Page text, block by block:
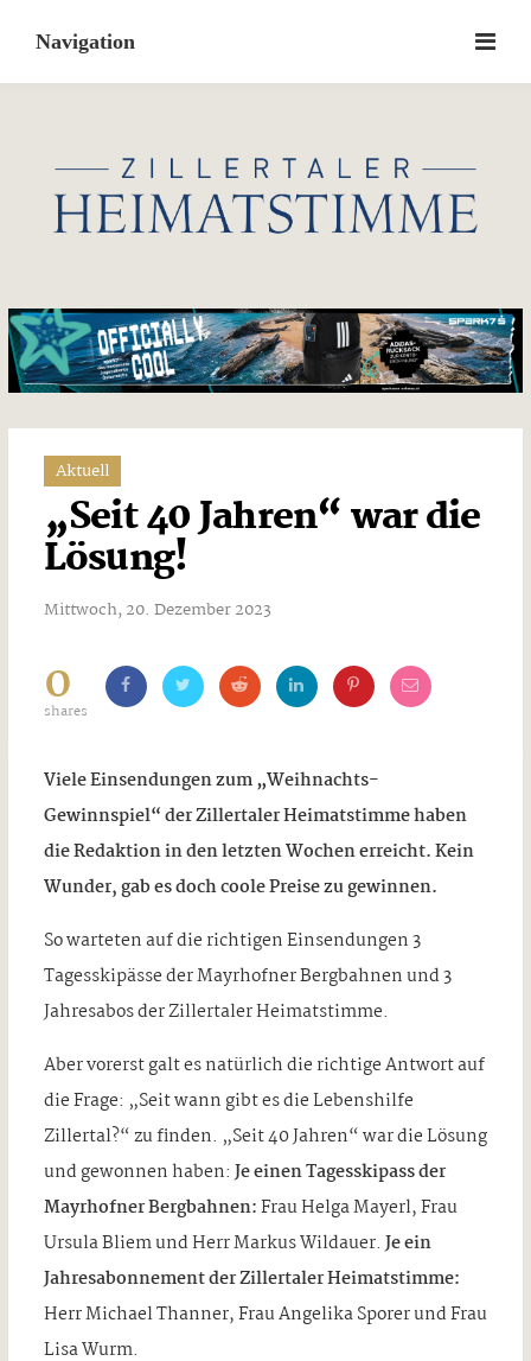
content
Aktuell
„Seit 40 Jahren“ war die
Lösung!
Mittwoch, 20. Dezember 2023
0
shares
Viele Einsendungen zum „Weihnachts-
Gewinnspiel“ der Zillertaler Heimatstimme haben
die Redaktion in den letzten Wochen erreicht. Kein
Wunder, gab es doch coole Preise zu gewinnen.
So warteten auf die richtigen Einsendungen 3
Tagesskipässe der Mayrhofner Bergbahnen und 3
Jahresabos der Zillertaler Heimatstimme.
Aber vorerst galt es natürlich die richtige Antwort auf
die Frage: „Seit wann gibt es die Lebenshilfe
Zillertal?“ zu finden. „Seit 40 Jahren“ war die Lösung
und gewonnen haben:Je einen Tagesskipass der
Mayrhofner Bergbahnen:Frau Helga Mayerl, Frau
Ursula Bliem und Herr Markus Wildauer.Je ein
Jahresabonnement der Zillertaler Heimatstimme:
Herr Michael Thanner, Frau Angelika Sporer und Frau
Lisa Wurm.